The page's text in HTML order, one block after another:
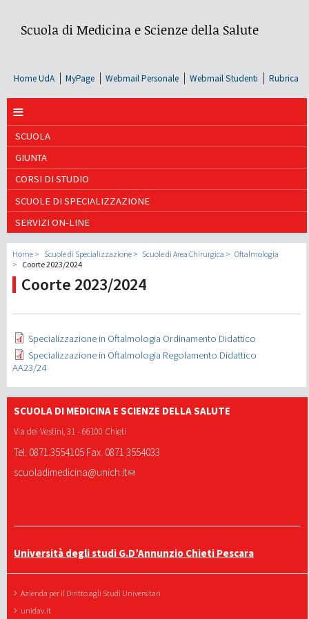
Scuola di Medicina e Scienze della Salute
Home UdA MyPage Webmail Personale Webmail Studenti Rubrica
≡
SCUOLA
GIUNTA
CORSI DI STUDIO
SCUOLE DI SPECIALIZZAZIONE
SERVIZI ON-LINE
Home Scuole di Specializzazione Scuole di Area Chirurgica
Oftalmologia
Coorte 2023/2024
Coorte 2023/2024
Specializzazione in Oftalmologia Ordinamento Didattico
Specializzazione in Oftalmologia Regolamento Didattico
AA23/24
SCUOLA DI MEDICINA E SCIENZE DELLA SALUTE
Via dei Vestini, 31 - 66100 Chieti
Tel. 0871.3554105 Fax. 0871 3554033
scuoladimedicina@unich.it
Università degli studi G.D’Annunzio Chieti Pescara
Azienda per il Diritto agli Studi Universitari
unidav.it